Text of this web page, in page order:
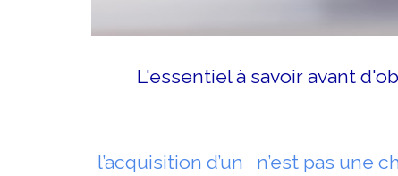
L'essentiel à savoir avant
l’acquisition d’un n’est pas une